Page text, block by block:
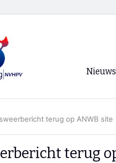
Nieuws
terug op ANWB site
terug